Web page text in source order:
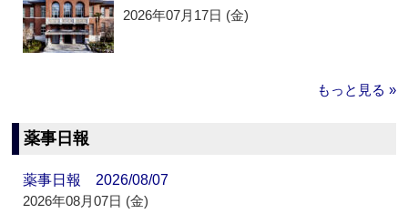
2026年07月17日 (金)
もっと見る »
薬事日報
薬事日報 2026/08/07
2026年08月07日 (金)